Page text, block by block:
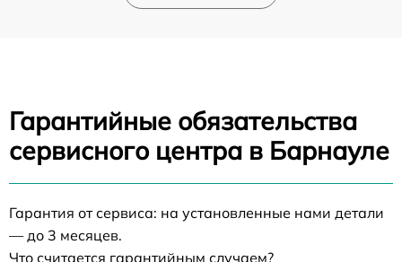
Гарантийные обязательства
сервисного центра в Барнауле
Гарантия от сервиса: на установленные нами детали
— до 3 месяцев.
Что считается гарантийным случаем?